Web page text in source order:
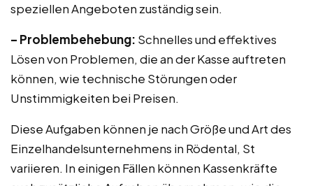
speziellen Angeboten zuständig sein.
– Problembehebung: Schnelles und effektives
Lösen von Problemen, die an der Kasse auftreten
können, wie technische Störungen oder
Unstimmigkeiten bei Preisen.
Diese Aufgaben können je nach Größe und Art des
Einzelhandelsunternehmens in Rödental, St
variieren. In einigen Fällen können Kassenkräfte